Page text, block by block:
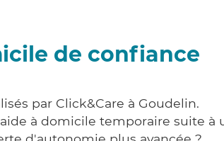
de confiance
par Click&Care à Goudelin.
à domicile temporaire suite à